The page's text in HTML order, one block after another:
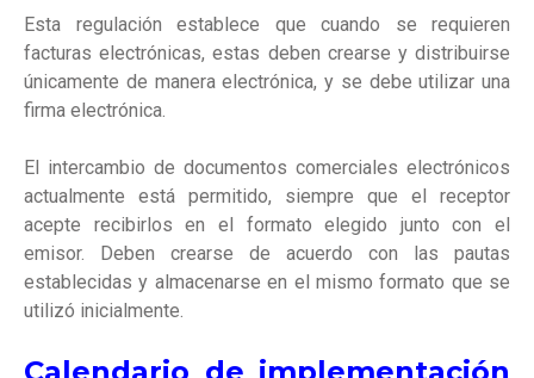
Esta regulación establece que cuando se requieren
facturas electrónicas, estas deben crearse y distribuirse
únicamente de manera electrónica, y se debe utilizar una
firma electrónica.
El intercambio de documentos comerciales electrónicos
actualmente está permitido, siempre que el receptor
acepte recibirlos en el formato elegido junto con el
emisor. Deben crearse de acuerdo con las pautas
establecidas y almacenarse en el mismo formato que se
utilizó inicialmente.
Calendario de implementación